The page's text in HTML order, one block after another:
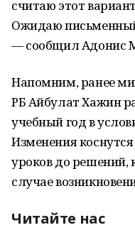
считаю этот
Ожидаю
— сообщил Адонис
Напомним, ранее
РБ Айбулат Хажин
учебный год в
Изменения
уроков до решений,
случае
Читайте нас